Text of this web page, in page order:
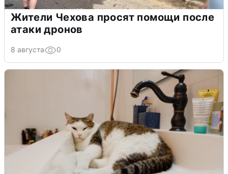
Жители Чехова просят помощи после
атаки дронов
8 августа 0